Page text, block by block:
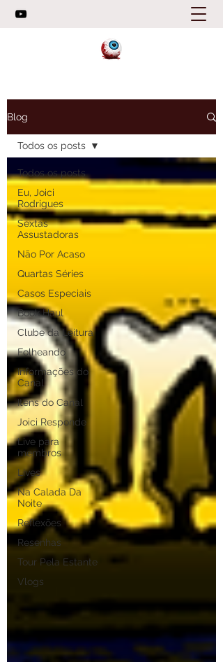
Blog
Todos os posts
Eu, Joici
Rodrigues
Sextas
Assustadoras
Não Por Acaso
Quartas Séries
Casos Especiais
Book Haul
Clube da Leitura
Folheando
Informações do
Canal
Itens do Canal
Joici Responde
Live para
membros
Lives
Na Calada Da
Noite
Reflexões
Resenhas
Tour Pela Estante
Vlogs
Todos os posts